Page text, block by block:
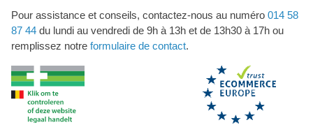
Pour assistance et conseils, contactez-nous au numéro 014 58
87 44 du lundi au vendredi de 9h à 13h et de 13h30 à 17h ou
remplissez notre formulaire de contact.